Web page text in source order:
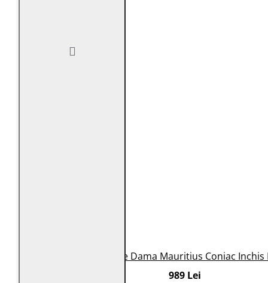
Geaca de Piele Dama Mauritius Coniac
989 Lei